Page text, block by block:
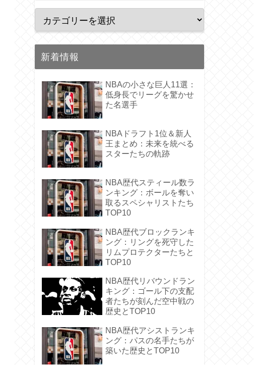
新着情報
NBAの小さな巨人11選：
低身長でリーグを驚かせ
た名選手
NBAドラフト1位＆新人
王まとめ：未来を統べる
スターたちの軌跡
NBA歴代スティール数ラ
ンキング：ボールを奪い
取るスペシャリストたち
TOP10
NBA歴代ブロックランキ
ング：リングを死守した
リムプロテクターたちと
TOP10
NBA歴代リバウンドラン
キング：ゴール下の支配
者たちが刻んだ空中戦の
歴史とTOP10
NBA歴代アシストランキ
ング：パスの名手たちが
築いた歴史とTOP10